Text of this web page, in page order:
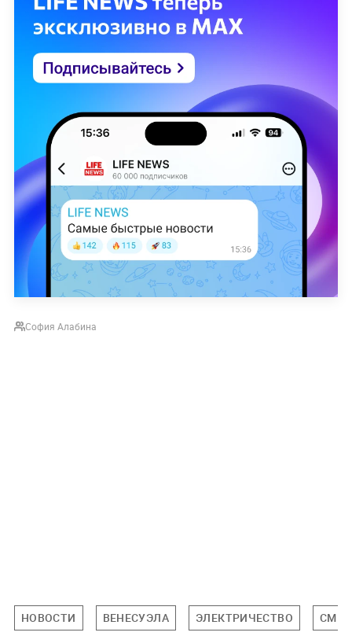
София Алабина
НОВОСТИ ВЕНЕСУЭЛА ЭЛЕКТРИЧЕСТВО